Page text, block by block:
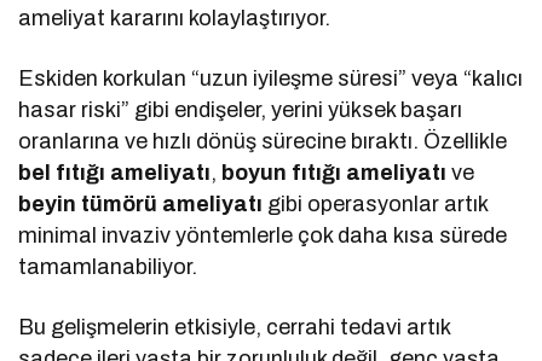
ameliyat kararını kolaylaştırıyor.
Eskiden korkulan “uzun iyileşme süresi” veya “kalıcı
hasar riski” gibi endişeler, yerini yüksek başarı
oranlarına ve hızlı dönüş sürecine bıraktı. Özellikle
bel fıtığı ameliyatı, boyun fıtığı ameliyatı ve
beyin tümörü ameliyatı gibi operasyonlar artık
minimal invaziv yöntemlerle çok daha kısa sürede
tamamlanabiliyor.
Bu gelişmelerin etkisiyle, cerrahi tedavi artık